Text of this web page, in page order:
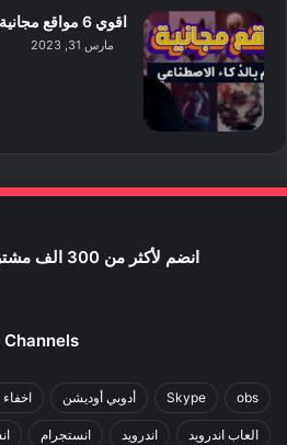
اقوي 6 مواقع مجانية للرسم بالذكاء الاصطناعي
مارس 31, 2023
انضم لأكثر من 300 الف مشترك علي اليوتيوب
Channels
obs
Skype أدوبي أوديشن
العاب اندرويد اندرويد انستجرام